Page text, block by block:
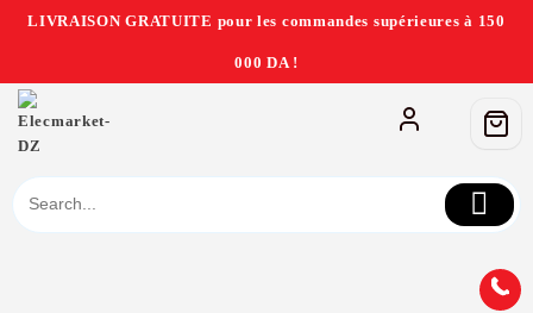
LIVRAISON GRATUITE pour les commandes supérieures à 150
000 DA !